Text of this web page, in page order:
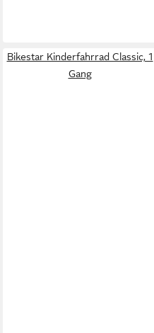
Bikestar Kinderfahrrad Classic, 1
Gang